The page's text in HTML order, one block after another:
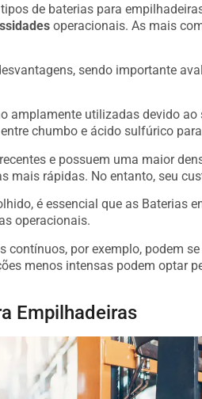
de baterias para
operacionais. As mais
sendo importante
amplamente utilizadas devido ao
chumbo e ácido sulfúrico
e possuem uma maior
mais rápidas. No entanto, seu
é essencial que as Baterias
operacionais.
contínuos, por exemplo, podem
menos intensas podem optar
Empilhadeiras